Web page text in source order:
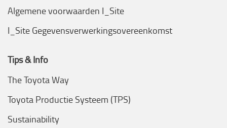
Algemene voorwaarden I_Site
I_Site Gegevensverwerkingsovereenkomst
Tips & Info
The Toyota Way
Toyota Productie Systeem (TPS)
Sustainability